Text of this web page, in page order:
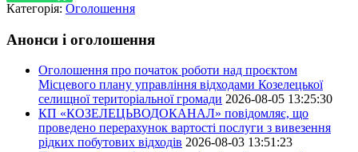
Категорія: Оголошення
Анонси і оголошення
Оголошення про початок роботи над проєктом
Місцевого плану управління відходами Козелецької
селищної територіальної громади 2026-08-05 13:25:30
КП «КОЗЕЛЕЦЬВОДОКАНАЛ» повідомляє, що
проведено перерахунок вартості послуги з вивезення
рідких побутових відходів 2026-08-03 13:51:23